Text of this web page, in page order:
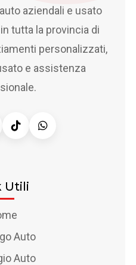
aziendali e usato
tutta la provincia di
personalizzati,
e assistenza
Utili
Auto
Auto